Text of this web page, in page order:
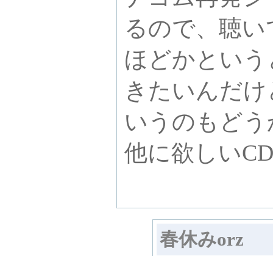
るので、聴
ほどかとい
きたいんだ
いうのもど
他に欲しい
春休みorz